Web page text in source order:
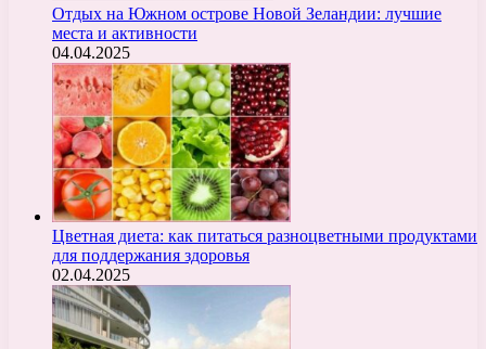
Отдых на Южном острове Новой Зеландии: лучшие
места и активности
04.04.2025
Цветная диета: как питаться разноцветными продуктами
для поддержания здоровья
02.04.2025